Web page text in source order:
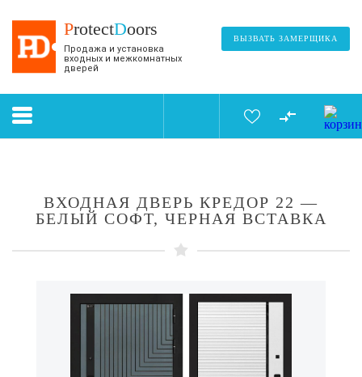
ProtectDoors
Продажа и установка
входных и межкомнатных
дверей
ВЫЗВАТЬ ЗАМЕРЩИКА
ВХОДНАЯ ДВЕРЬ КРЕДОР 22 —
БЕЛЫЙ СОФТ, ЧЕРНАЯ ВСТАВКА